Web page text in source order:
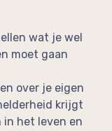
wat je wel
moet gaan
over je eigen
krijgt
in het leven en